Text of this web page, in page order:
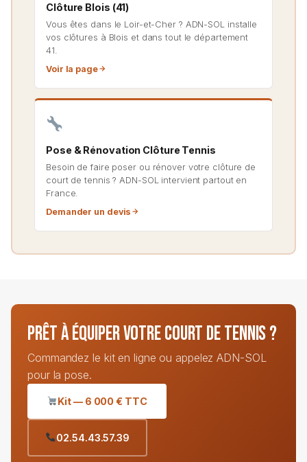
Clôture Blois (41)
Vous êtes dans le Loir-et-Cher ? ADN-SOL installe
vos clôtures à Blois et dans tout le département
41.
Voir la page
Pose & Rénovation Clôture Tennis
Besoin de faire poser ou rénover votre clôture de
court de tennis ? ADN-SOL intervient partout en
France.
Demander un devis
Prêt à équiper votre court de tennis ?
Commandez le kit en ligne ou appelez ADN-SOL
pour la pose.
Kit — 6 000 € TTC
02.54.43.57.39